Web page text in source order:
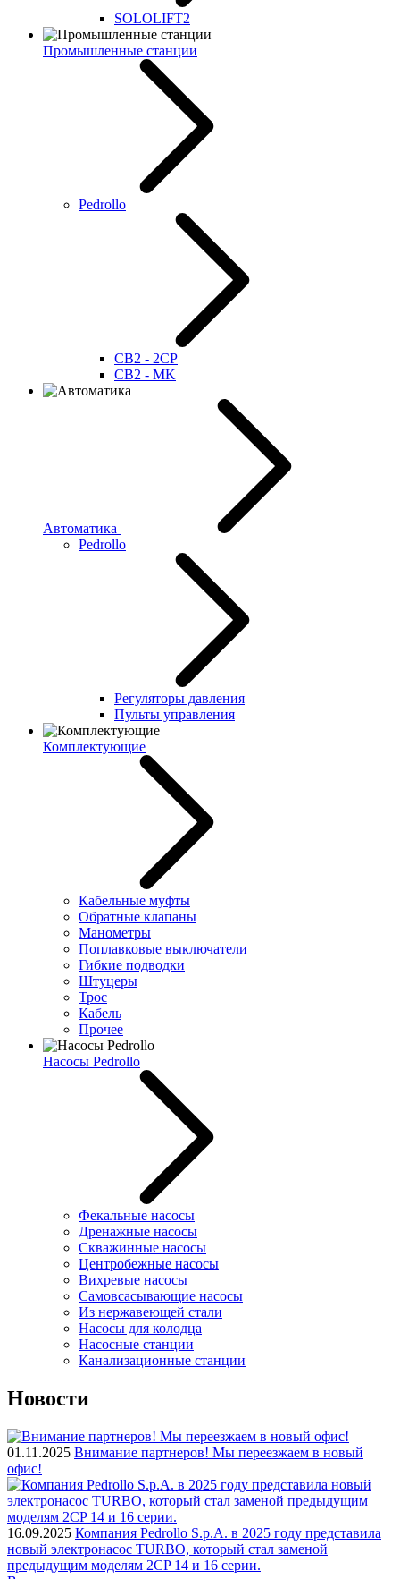
SOLOLIFT2
Промышленные станции
Pedrollo
CB2 - 2CP
CB2 - MK
Автоматика
Pedrollo
Регуляторы давления
Пульты управления
Комплектующие
Кабельные муфты
Обратные клапаны
Манометры
Поплавковые выключатели
Гибкие подводки
Штуцеры
Трос
Кабель
Прочее
Насосы Pedrollo
Фекальные насосы
Дренажные насосы
Скважинные насосы
Центробежные насосы
Вихревые насосы
Самовсасывающие насосы
Из нержавеющей стали
Насосы для колодца
Насосные станции
Канализационные станции
Новости
01.11.2025 Внимание партнеров! Мы переезжаем в новый
офис!
16.09.2025 Компания Pedrollo S.p.A. в 2025 году представила
новый электронасос TURBO, который стал заменой
предыдущим моделям 2CP 14 и 16 серии.